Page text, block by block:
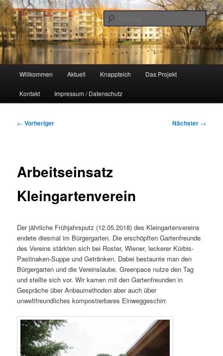
Zum
primären
Inhalt
springenUnser Knappteich
Naherholungsgebiet im Chemnitzer Yorckgebiet
Willkommen Aktuell Knappteich Das Projekt
Kontakt Impressum / Datenschutz
Beitragsnavigation
← Vorheriger Nächster →
Arbeitseinsatz
Kleingartenverein
Der jährliche Frühjahrsputz (12.05.2018) des Kleingartenvereins
endete diesmal im Bürgergarten. Die erschöpften Gartenfreunde
des Vereins stärkten sich bei Roster, Wiener, leckerer Kürbis-
Pastinaken-Suppe und Getränken. Dabei bestaunte man den
Bürgergarten und die Vereinslaube. Greenpace nutze den Tag
und stellte sich vor. Wir kamen mit den Gartenfreunden in
Gespräche über Anbaumethoden aber auch über
unweltfreundliches kompostierbares Einweggeschirr.